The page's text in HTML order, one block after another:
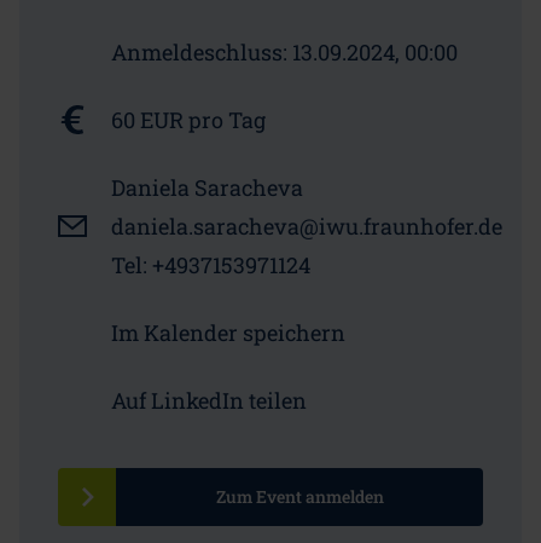
Anmeldeschluss: 13.09.2024, 00:00
60 EUR pro Tag
Daniela Saracheva
daniela.saracheva@iwu.fraunhofer.de
Tel: +4937153971124
Im Kalender speichern
Auf LinkedIn teilen
Zum Event anmelden